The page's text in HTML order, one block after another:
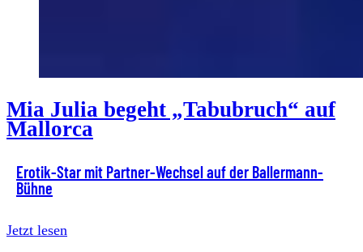
Mia Julia begeht „Tabubruch“ auf
Mallorca
Erotik-Star mit Partner-Wechsel auf der Ballermann-
Bühne
Jetzt lesen